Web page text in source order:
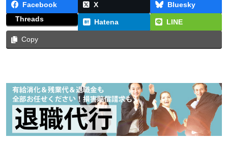
Facebook X
Bluesky
Threads
Hatena LINE
Copy